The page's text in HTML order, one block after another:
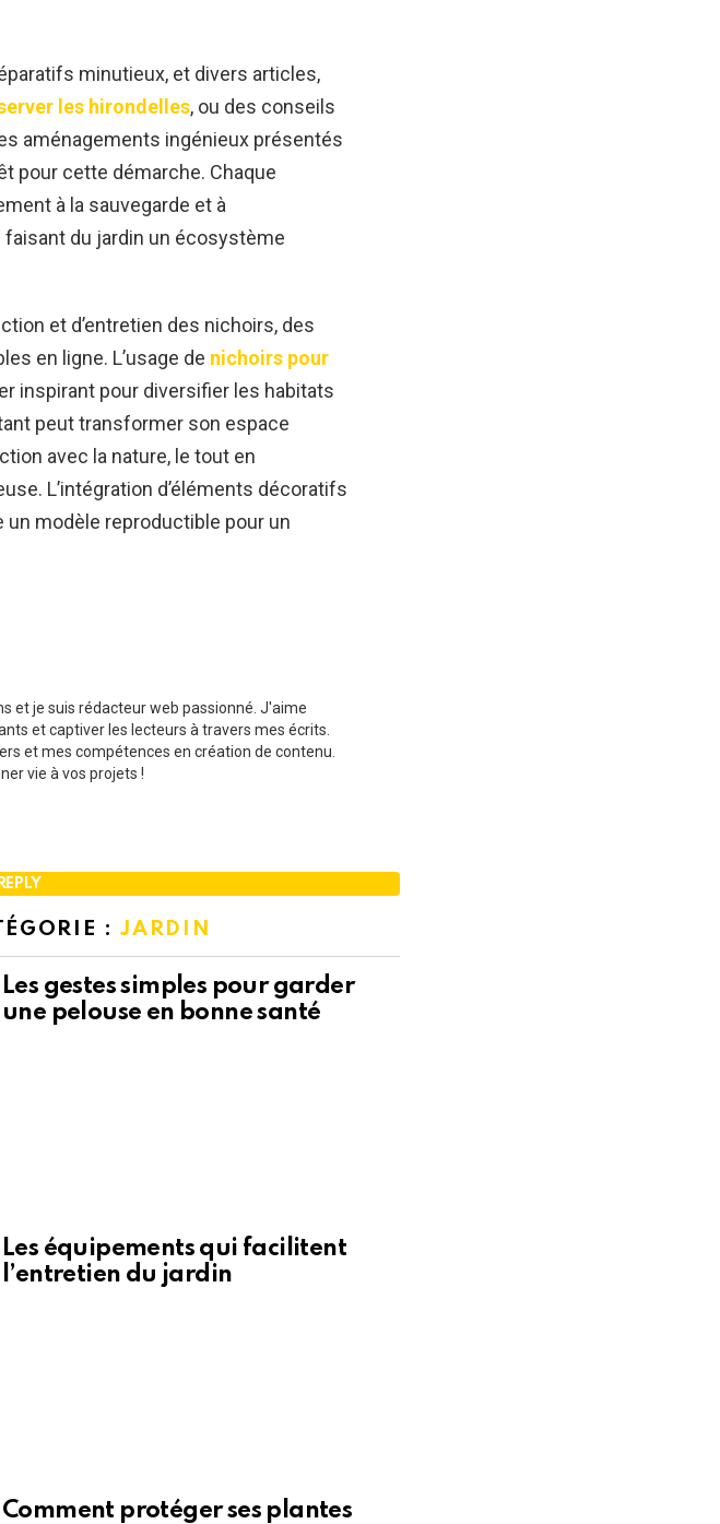
minutieux, et divers articles,
les hirondelles, ou des conseils
aménagements ingénieux présentés
pour cette démarche. Chaque
à la sauvegarde et à
faisant du jardin un écosystème
et d’entretien des nichoirs, des
en ligne. L’usage de nichoirs pour
inspirant pour diversifier les habitats
peut transformer son espace
avec la nature, le tout en
L’intégration d’éléments décoratifs
modèle reproductible pour un
et je suis rédacteur web passionné. J'aime
et captiver les lecteurs à travers mes écrits.
et mes compétences en création de contenu.
vie à vos projets !
:JARDIN
Les gestes simples pour garder
une pelouse en bonne santé
Les équipements qui facilitent
l’entretien du jardin
Comment protéger ses plantes